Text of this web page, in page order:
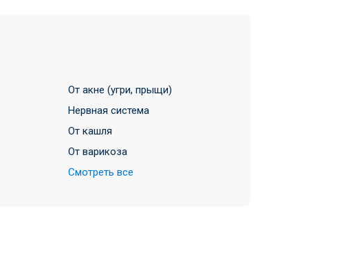
От акне (угри, прыщи)
Нервная система
От кашля
От варикоза
Смотреть все